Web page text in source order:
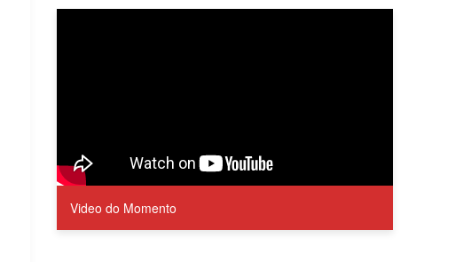
Video do Momento